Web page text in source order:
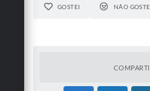
GOSTEI NÃO